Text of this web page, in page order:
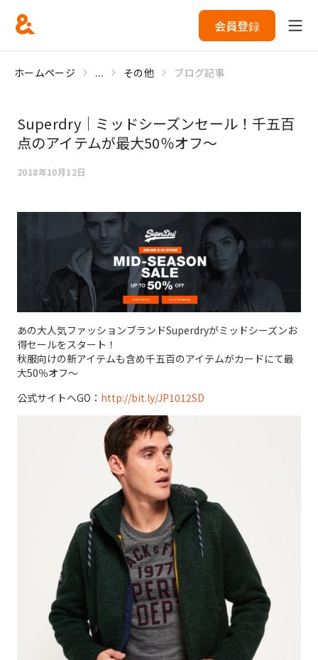
会員登録
ホームページ ... その他 ブログ記事
Superdry｜ミッドシーズンセール！千五百
点のアイテムが最大50％オフ～
2018年10月12日
あの大人気ファッションブランドSuperdryがミッドシーズンお
得セールをスタート！
秋服向けの新アイテムも含め千五百のアイテムがカードにて最
大50％オフ～
公式サイトへGO： http://bit.ly/JP1012SD